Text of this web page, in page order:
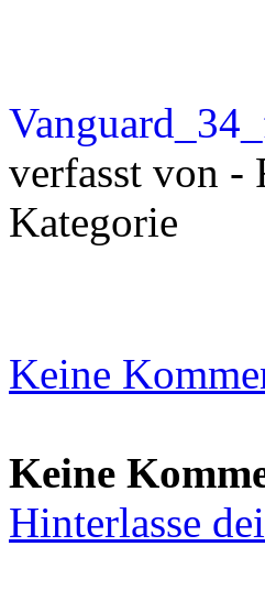
verfasst von -
Kategorie
Keine
Keine
Hinterlasse